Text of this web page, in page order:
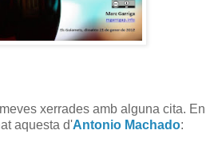
xerrades amb alguna cita. En
aquesta d'Antonio Machado: